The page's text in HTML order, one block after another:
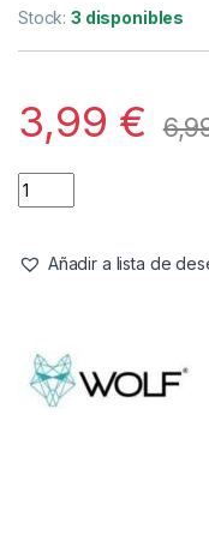
Stock:3 disponibles
3,99 €
Añadir a lista de